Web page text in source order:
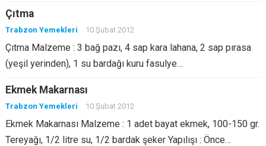
Çıtma
Trabzon Yemekleri 10 Şubat 2012
Çıtma Malzeme : 3 bağ pazı, 4 sap kara lahana, 2 sap pırasa
(yeşil yerinden), 1 su bardağı kuru fasulye…
Ekmek Makarnası
Trabzon Yemekleri 10 Şubat 2012
Ekmek Makarnası Malzeme : 1 adet bayat ekmek, 100-150 gr.
Tereyağı, 1/2 litre su, 1/2 bardak şeker Yapılışı : Önce…